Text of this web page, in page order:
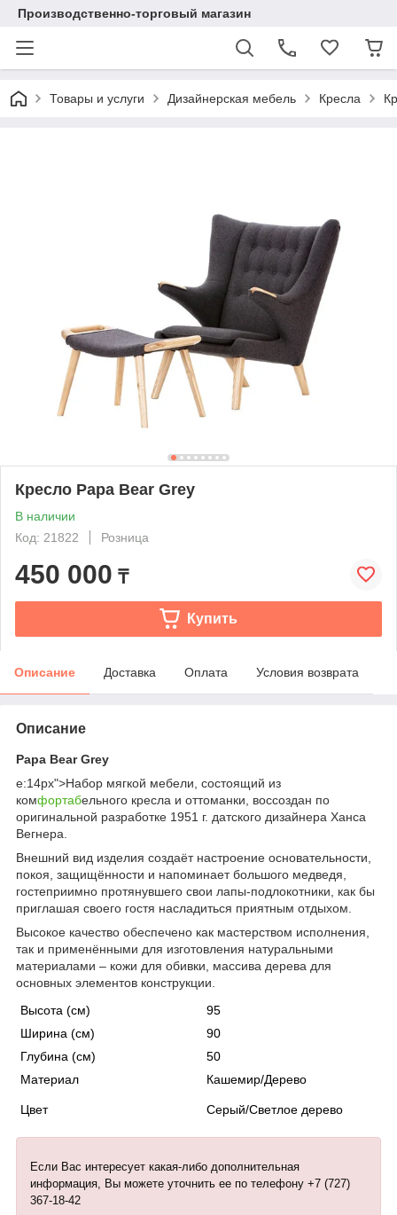
Производственно-торговый магазин
Товары и услуги Дизайнерская мебель Кресла
Кресло Papa Bear Grey
В наличии
Код: 21822
Розница
450 000 ₸
Купить
Описание Доставка Оплата Условия возврата
Описание
Papa Bear Grey
e:14px">Набор мягкой мебели, состоящий из
комфортабельного кресла и оттоманки, воссоздан по
оригинальной разработке 1951 г. датского дизайнера Ханса
Вегнера.
Внешний вид изделия создаёт настроение основательности,
покоя, защищённости и напоминает большого медведя,
гостеприимно протянувшего свои лапы-подлокотники, как бы
приглашая своего гостя насладиться приятным отдыхом.
Высокое качество обеспечено как мастерством исполнения,
так и применёнными для изготовления натуральными
материалами – кожи для обивки, массива дерева для
основных элементов конструкции.
Высота (см)
95
Ширина (см)
90
Глубина (см)
50
Материал
Кашемир/Дерево
Цвет Серый/Светлое дерево
Если Вас интересует какая-либо дополнительная
информация, Вы можете уточнить ее по телефону +7 (727)
367-18-42